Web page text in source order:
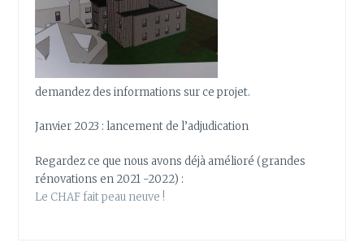
demandez des informations sur ce projet.
Janvier 2023 : lancement de l’adjudication
Regardez ce que nous avons déjà amélioré (grandes
rénovations en 2021 -2022) :
Le CHAF fait peau neuve !